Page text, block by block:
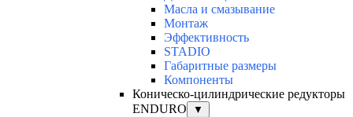
Масла и смазывание
Монтаж
Эффективность
STADIO
Габаритные размеры
Компоненты
Коническо-цилиндрические редукторы
ENDURO
▼